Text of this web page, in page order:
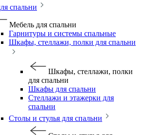
спальни
Мебель для спальни
Гарнитуры и системы спальные
Шкафы, стеллажи, полки для спальни
Шкафы, стеллажи, полки
для спальни
Шкафы для спальни
Стеллажи и этажерки для
спальни
Столы и стулья для спальни